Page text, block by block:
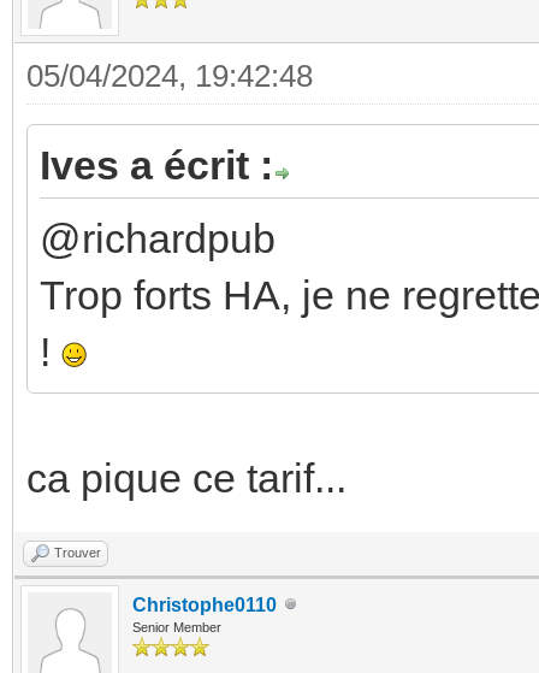
05/04/2024, 19:42:48
Ives a écrit :
@richardpub
Trop forts HA, je ne
!
ca pique ce tarif...
Trouver
Christophe0110
Senior Member